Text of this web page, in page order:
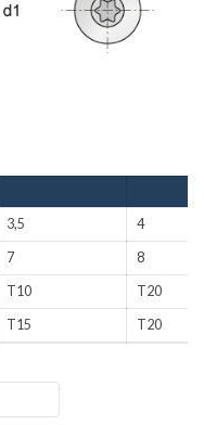
3,5 4
7 8
T10 T20
T15 T20